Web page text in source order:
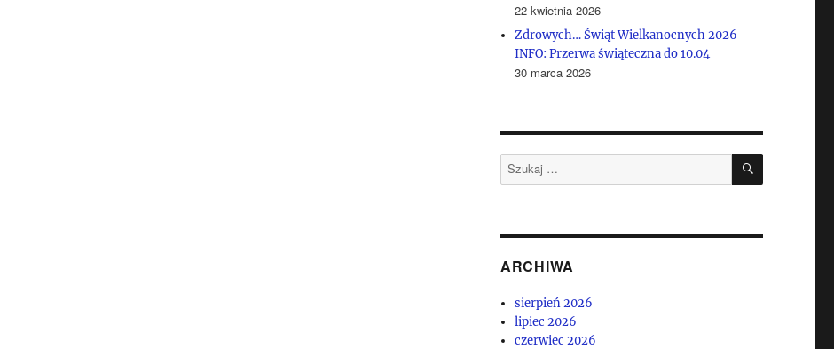
22 kwietnia 2026
Zdrowych… Świąt Wielkanocnych 2026
INFO: Przerwa świąteczna do 10.04
30 marca 2026
Szukaj: SZUKAJ
ARCHIWA
sierpień 2026
lipiec 2026
czerwiec 2026